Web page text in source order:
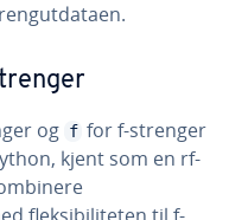
og f for f-strenger
kjent som en rf-